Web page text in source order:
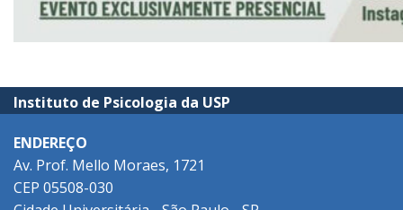
Instituto de Psicologia da USP
ENDEREÇO
Av. Prof. Mello Moraes, 1721
CEP 05508-030